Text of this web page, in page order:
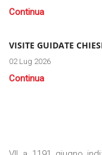
Continua
VISITE GUIDATE
02 Lug 2026
Continua